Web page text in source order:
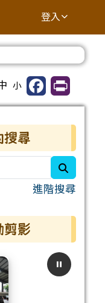
登入
小
容
搜尋
進階搜尋
剪影